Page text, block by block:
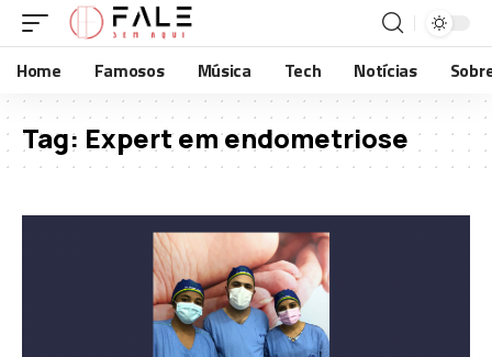
Home Famosos Música Tech Notícias
Tag: Expert em endometriose